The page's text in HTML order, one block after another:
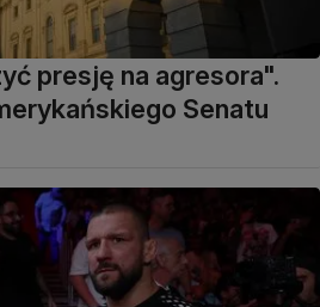
presję na agresora".
Senatu